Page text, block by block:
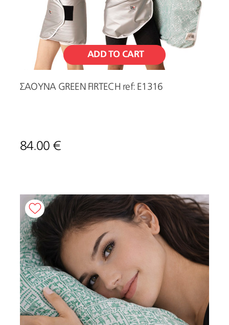
ADD TO CART
ΣΑΟΥΝΑ GREEN FIRTECH ref: Ε1316
84.00 €